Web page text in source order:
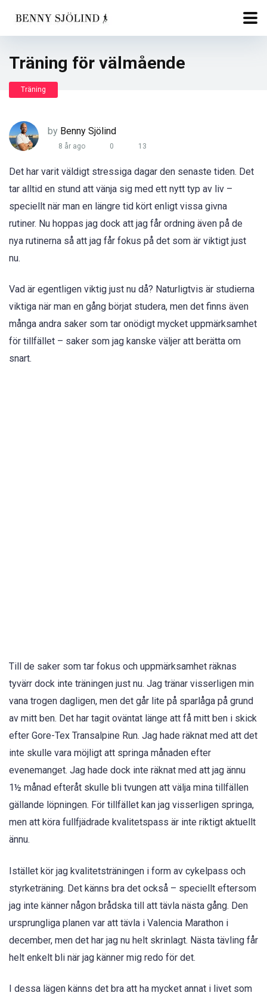
Träning för välmående
Träning
by Benny Sjölind
8 år ago 0 13
Det har varit väldigt stressiga dagar den senaste tiden. Det
tar alltid en stund att vänja sig med ett nytt typ av liv –
speciellt när man en längre tid kört enligt vissa givna
rutiner. Nu hoppas jag dock att jag får ordning även på de
nya rutinerna så att jag får fokus på det som är viktigt just
nu.
Vad är egentligen viktig just nu då? Naturligtvis är studierna
viktiga när man en gång börjat studera, men det finns även
många andra saker som tar onödigt mycket uppmärksamhet
för tillfället – saker som jag kanske väljer att berätta om
snart.
Till de saker som tar fokus och uppmärksamhet räknas
tyvärr dock inte träningen just nu. Jag tränar visserligen min
vana trogen dagligen, men det går lite på sparlåga på grund
av mitt ben. Det har tagit oväntat länge att få mitt ben i skick
efter Gore-Tex Transalpine Run. Jag hade räknat med att det
inte skulle vara möjligt att springa månaden efter
evenemanget. Jag hade dock inte räknat med att jag ännu
1½ månad efteråt skulle bli tvungen att välja mina tillfällen
gällande löpningen. För tillfället kan jag visserligen springa,
men att köra fullfjädrade kvalitetspass är inte riktigt aktuellt
ännu.
Istället kör jag kvalitetsträningen i form av cykelpass och
styrketräning. Det känns bra det också – speciellt eftersom
jag inte känner någon brådska till att tävla nästa gång. Den
ursprungliga planen var att tävla i Valencia Marathon i
december, men det har jag nu helt skrinlagt. Nästa tävling får
helt enkelt bli när jag känner mig redo för det.
I dessa lägen känns det bra att ha mycket annat i livet som